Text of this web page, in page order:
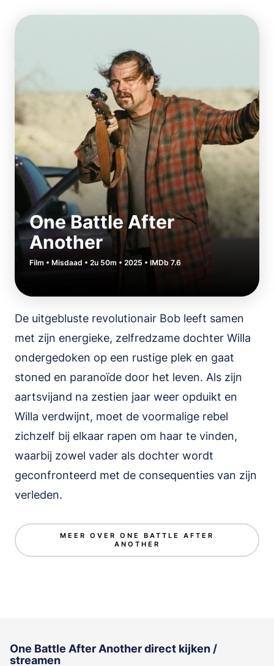
One Battle After
Another
Film • Misdaad • 2u 50m • 2025 • IMDb 7.6
De uitgebluste revolutionair Bob leeft samen
met zijn energieke, zelfredzame dochter Willa
ondergedoken op een rustige plek en gaat
stoned en paranoïde door het leven. Als zijn
aartsvijand na zestien jaar weer opduikt en
Willa verdwijnt, moet de voormalige rebel
zichzelf bij elkaar rapen om haar te vinden,
waarbij zowel vader als dochter wordt
geconfronteerd met de consequenties van zijn
verleden.
MEER OVER ONE BATTLE AFTER
ANOTHER
One Battle After Another direct kijken /
streamen